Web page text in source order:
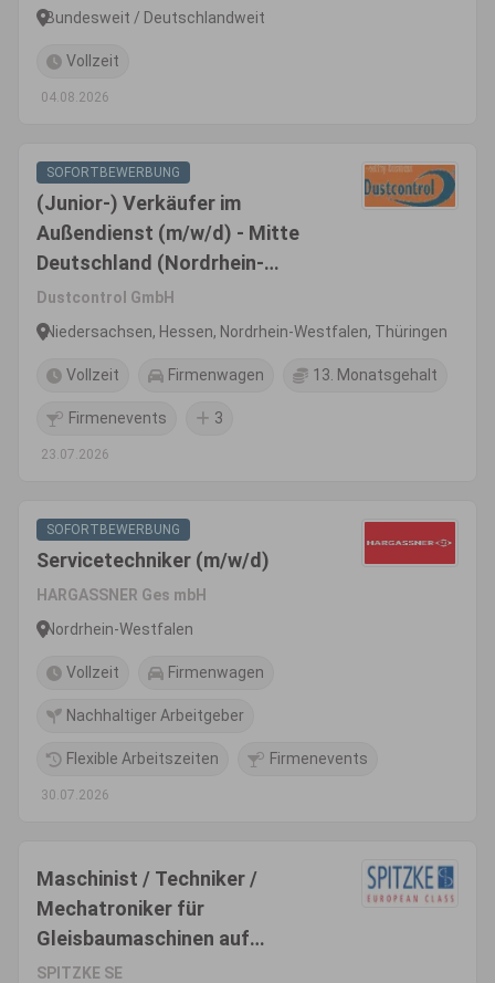
(m/w/d)
Bundesweit / Deutschlandweit
Vollzeit
04.08.2026
SOFORTBEWERBUNG
(Junior-) Verkäufer im
Außendienst (m/w/d) - Mitte
Deutschland (Nordrhein-
Westfalen, Nord-Hessen,
Thüringen, Sachsen)
Dustcontrol GmbH
Niedersachsen, Hessen, Nordrhein-Westfalen, Thüringen
Vollzeit Firmenwagen 13. Monatsgehalt
Firmenevents 3
23.07.2026
SOFORTBEWERBUNG
Servicetechniker (m/w/d)
HARGASSNER Ges mbH
Nordrhein-Westfalen
Vollzeit Firmenwagen
Nachhaltiger Arbeitgeber
Flexible Arbeitszeiten Firmenevents
30.07.2026
Maschinist / Techniker /
Mechatroniker für
Gleisbaumaschinen auf
Montage bundesweit (m/w/d)
SPITZKE SE